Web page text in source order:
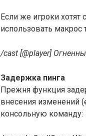
Если же игроки
использовать макрос
/cast [@player]
Задержка пинга
Прежня функция
внесения изменений
консольную команду: